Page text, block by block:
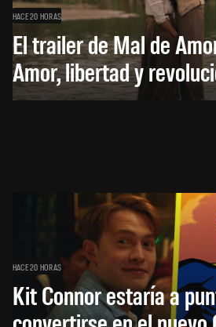
HACE 20 HORAS
El trailer de Mal de
Amor, libertad y
HACE 20 HORAS
Kit Connor estaría a